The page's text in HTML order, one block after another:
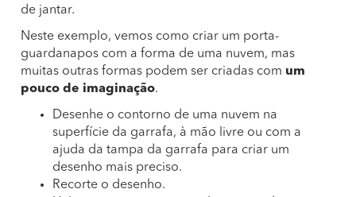
de jantar.
Neste exemplo, vemos como criar um porta-
guardanapos com a forma de uma nuvem, mas
muitas outras formas podem ser criadas com um
pouco de imaginação.
Desenhe o contorno de uma nuvem na
superfície da garrafa, à mão livre ou com a
ajuda da tampa da garrafa para criar um
desenho mais preciso.
Recorte o desenho.